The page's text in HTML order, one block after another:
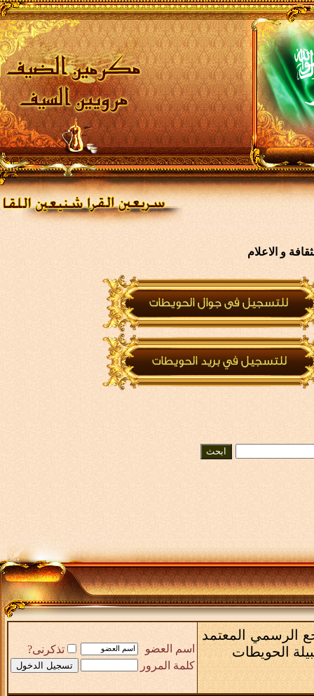
و الاعلام
الرسمي المعتمد
الحويطات
اسم العضو
تذكرنى?
كلمة المرور